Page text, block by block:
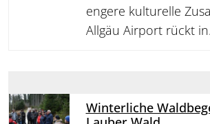
engere kulturelle
Allgäu Airport rückt
Winterliche